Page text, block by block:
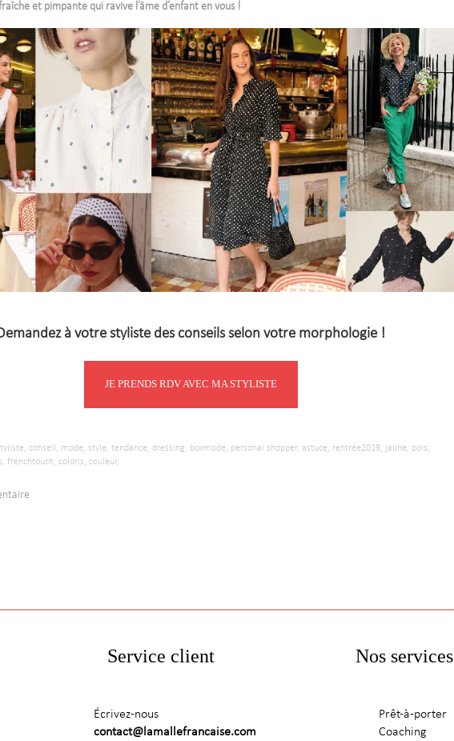
et pimpante qui ravive l’âme d’enfant en vous !
à votre styliste des conseils selon votre morphologie !
JE PRENDS RDV AVEC MA STYLISTE
conseil, mode, style, tendance, dressing, boxmode, personal shopper, astuce, rentrée2019, jaune, pois,
frenchtouch, coloris, couleur,
Service client
Écrivez-nous
contact@lamallefrancaise.com
Nos services
Prêt-à-porter
Coaching